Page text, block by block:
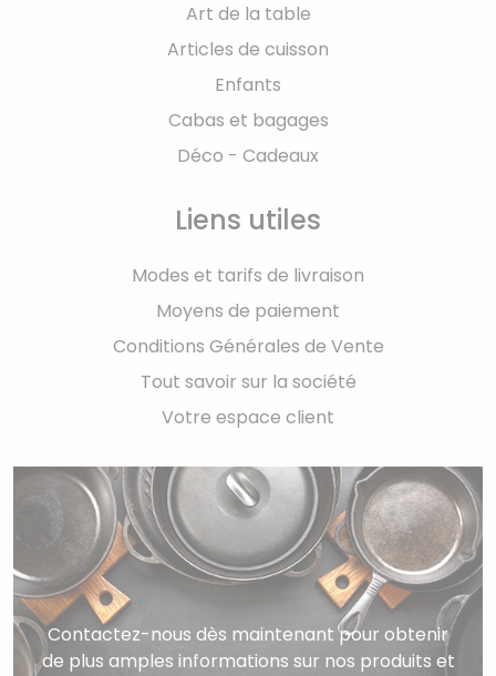
Art de la table
Articles de cuisson
Enfants
Cabas et bagages
Déco - Cadeaux
Liens utiles
Modes et tarifs de livraison
Moyens de paiement
Conditions Générales de Vente
Tout savoir sur la société
Votre espace client
Contactez-nous dès maintenant pour obtenir
de plus amples informations sur nos produits et